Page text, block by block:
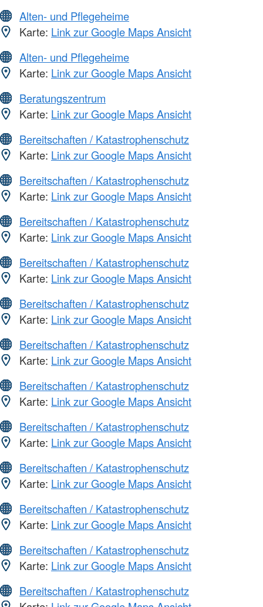
Alten- und Pflegeheime
Karte: Link zur Google Maps Ansicht
Alten- und Pflegeheime
Karte: Link zur Google Maps Ansicht
Beratungszentrum
Karte: Link zur Google Maps Ansicht
Bereitschaften / Katastrophenschutz
Karte: Link zur Google Maps Ansicht
Bereitschaften / Katastrophenschutz
Karte: Link zur Google Maps Ansicht
Bereitschaften / Katastrophenschutz
Karte: Link zur Google Maps Ansicht
Bereitschaften / Katastrophenschutz
Karte: Link zur Google Maps Ansicht
Bereitschaften / Katastrophenschutz
Karte: Link zur Google Maps Ansicht
Bereitschaften / Katastrophenschutz
Karte: Link zur Google Maps Ansicht
Bereitschaften / Katastrophenschutz
Karte: Link zur Google Maps Ansicht
Bereitschaften / Katastrophenschutz
Karte: Link zur Google Maps Ansicht
Bereitschaften / Katastrophenschutz
Karte: Link zur Google Maps Ansicht
Bereitschaften / Katastrophenschutz
Karte: Link zur Google Maps Ansicht
Bereitschaften / Katastrophenschutz
Karte: Link zur Google Maps Ansicht
Bereitschaften / Katastrophenschutz